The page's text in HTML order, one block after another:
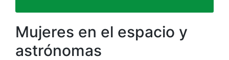
Mujeres en el espacio y
astrónomas